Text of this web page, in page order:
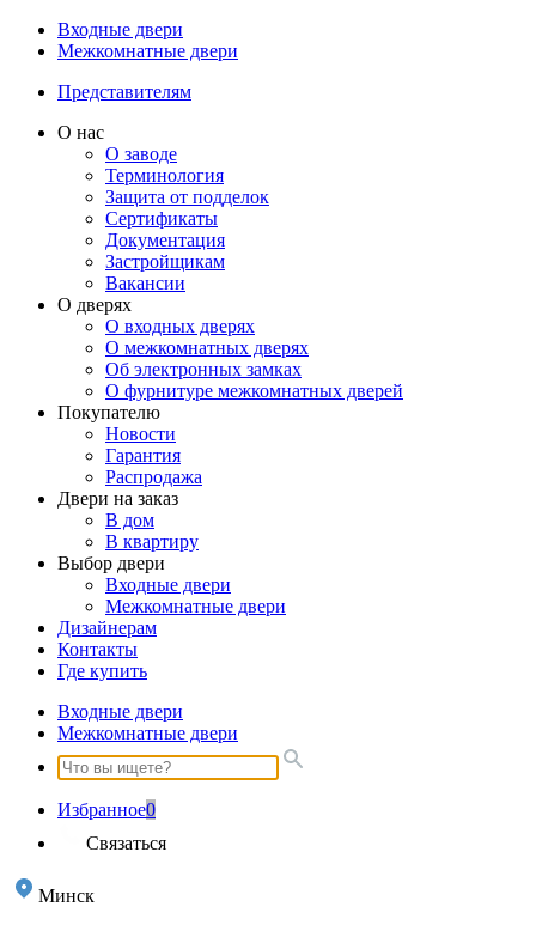
Входные двери
Межкомнатные двери
Представителям
О нас
О заводе
Терминология
Защита от подделок
Сертификаты
Документация
Застройщикам
Вакансии
О дверях
О входных дверях
О межкомнатных дверях
Об электронных замках
О фурнитуре межкомнатных дверей
Покупателю
Новости
Гарантия
Распродажа
Двери на заказ
В дом
В квартиру
Выбор двери
Входные двери
Межкомнатные двери
Дизайнерам
Контакты
Где купить
Входные двери
Межкомнатные двери
Избранное0
Связаться
Минск